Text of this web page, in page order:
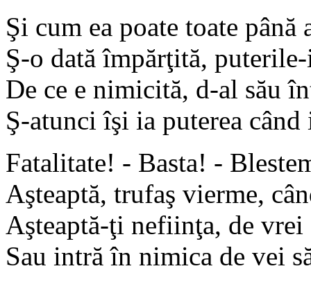
Şi cum ea poate toate până
Ş-o dată împărţită,
De ce e nimicită, d-al său
Ş-atunci îşi ia puterea
Fatalitate! - Basta! -
Aşteaptă, trufaş vierme,
Aşteaptă-ţi nefiinţa, de
Sau intră în nimica de vei